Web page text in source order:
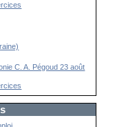
C. A. Pégoud 23 août